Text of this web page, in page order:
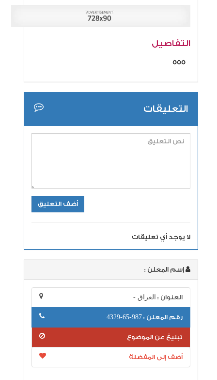
التفاصيل
التعليقات
لا يوجد أي تعليقات
إسم المعلن :
العنوان :العراق -
رقم المعلن :987-65-4329
تبليغ عن الموضوع
أضف إلى المفضلة